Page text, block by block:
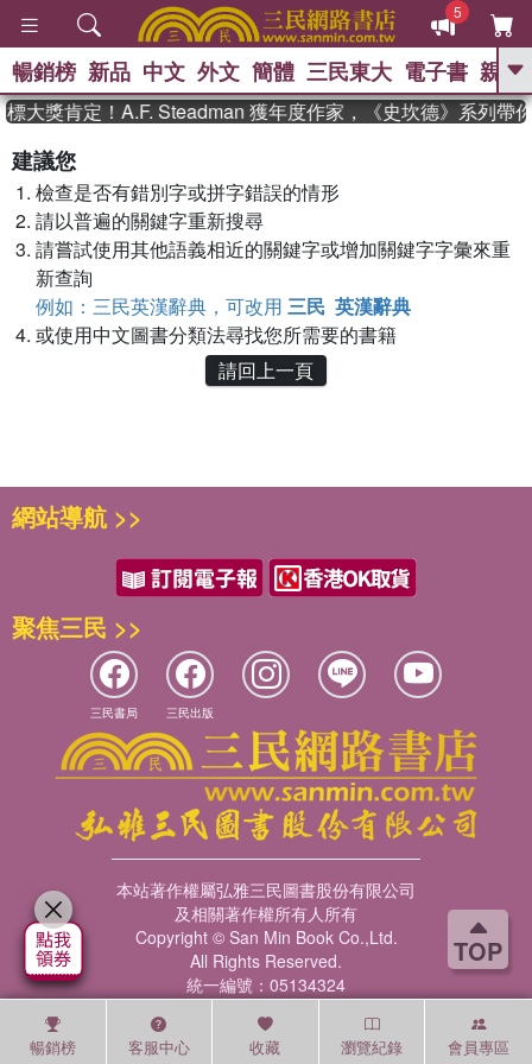
TOP
5
GO
史是一群喵 、
獎 臺灣漫遊錄
登輝時代 、 數學女孩：黎曼猜想 、
暢銷榜 新品 中文 外文 簡體 三民東大 電子書 親子
大獎肯定！A.F. Steadman 獲年度作家，《史坎德》系列帶
建議您
檢查是否有錯別字或拼字錯誤的情形
請以普遍的關鍵字重新搜尋
請嘗試使用其他語義相近的關鍵字或增加關鍵字字彙來重
新查詢
例如：三民英漢辭典，可改用 三民 英漢辭典
或使用中文圖書分類法尋找您所需要的書籍
請回上一頁
暢銷榜 客服中心 收藏 瀏覽紀錄 會員專區
網站導航 >>
聚焦三民 >>
三民書局 三民出版
本站著作權屬弘雅三民圖書股份有限公司
及相關著作權所有人所有
Copyright © San Min Book Co.,Ltd.
All Rights Reserved.
統一編號：05134324